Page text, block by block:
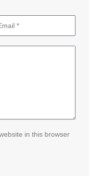
in this browser